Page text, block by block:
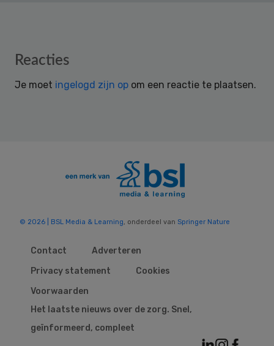
Reader
Reacties
Je moet ingelogd zijn op om een reactie te plaatsen.
© 2026 | BSL Media & Learning, onderdeel van Springer Nature
Contact
Adverteren
Privacy statement
Cookies
Voorwaarden
Het laatste nieuws over de zorg. Snel,
geïnformeerd, compleet